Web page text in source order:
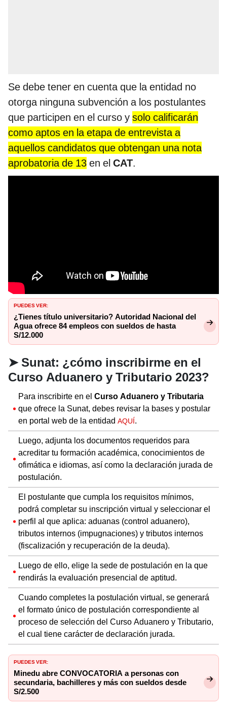
Se debe tener en cuenta que la entidad no
otorga ninguna subvención a los postulantes
que participen en el curso y solo calificarán
como aptos en la etapa de entrevista a
aquellos candidatos que obtengan una nota
aprobatoria de 13 en el CAT.
PUEDES VER:
¿Tienes título universitario? Autoridad Nacional del
Agua ofrece 84 empleos con sueldos de hasta
S/12.000
➤ Sunat: ¿cómo inscribirme en el
Curso Aduanero y Tributario 2023?
Para inscribirte en el Curso Aduanero y Tributaria
que ofrece la Sunat, debes revisar la bases y postular
en portal web de la entidad AQUÍ.
Luego, adjunta los documentos requeridos para
acreditar tu formación académica, conocimientos de
ofimática e idiomas, así como la declaración jurada de
postulación.
El postulante que cumpla los requisitos mínimos,
podrá completar su inscripción virtual y seleccionar el
perfil al que aplica: aduanas (control aduanero),
tributos internos (impugnaciones) y tributos internos
(fiscalización y recuperación de la deuda).
Luego de ello, elige la sede de postulación en la que
rendirás la evaluación presencial de aptitud.
Cuando completes la postulación virtual, se generará
el formato único de postulación correspondiente al
proceso de selección del Curso Aduanero y Tributario,
el cual tiene carácter de declaración jurada.
PUEDES VER:
Minedu abre CONVOCATORIA a personas con
secundaria, bachilleres y más con sueldos desde
S/2.500